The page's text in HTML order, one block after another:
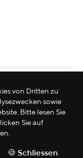
von Dritten zu
sowie
Bitte lesen Sie
Sie auf
🍪 Schliessen